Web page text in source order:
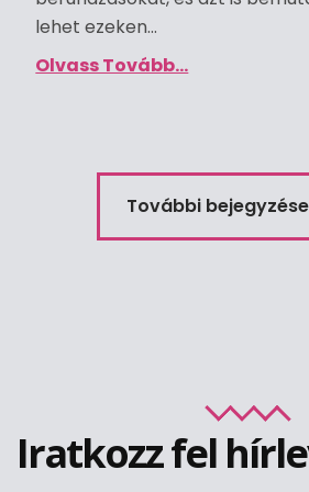
lehet ezeken...
Olvass Tovább...
További
Iratkozz fel